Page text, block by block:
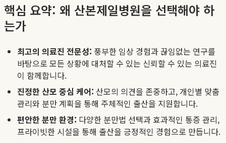
핵심 요약: 왜 산본제일병원을 선택해야 하
는가
최고의 의료진 전문성: 풍부한 임상 경험과 끊임없는 연구를
바탕으로 모든 상황에 대처할 수 있는 신뢰할 수 있는 의료진
이 함께합니다.
진정한 산모 중심 케어: 산모의 의견을 존중하고, 개인별 맞춤
관리와 분만 계획을 통해 주체적인 출산을 지원합니다.
편안한 분만 환경: 다양한 분만법 선택과 효과적인 통증 관리,
프라이빗한 시설을 통해 출산을 긍정적인 경험으로 만듭니다.